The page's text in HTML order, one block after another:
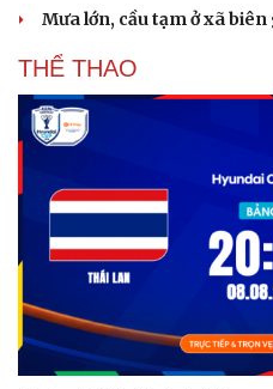
Sức khỏe
Dinh dưỡng - món ngon
Cây thuốc
Sản phụ khoa
Nhi khoa
Nam khoa
Phòng mạch online
Mưa lớn, cầu tạm ở xã
THỂ THAO